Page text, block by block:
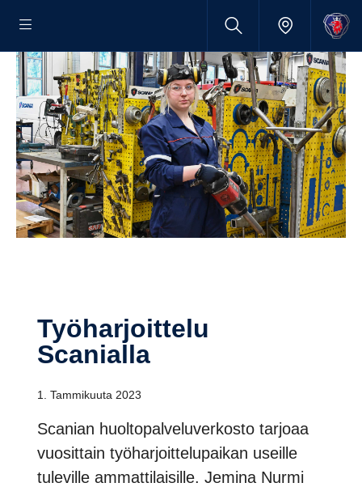
Työhar­joit­telu
Scanialla
1. Tammikuuta 2023
Scanian huoltopalveluverkosto tarjoaa
vuosittain työharjoittelupaikan useille
tuleville ammattilaisille. Jemina Nurmi